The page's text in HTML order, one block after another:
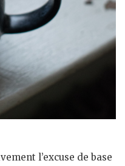
l’excuse de base